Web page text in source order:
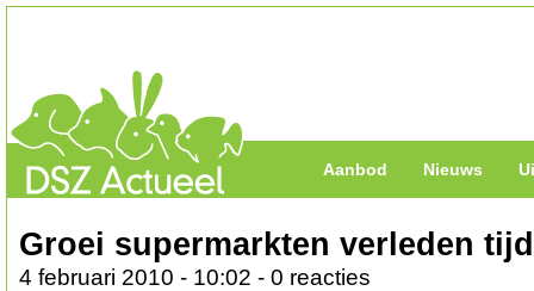
Aanbod Nieuws
Groei supermarkten verleden tijd
4 februari 2010 - 10:02 - 0 reacties